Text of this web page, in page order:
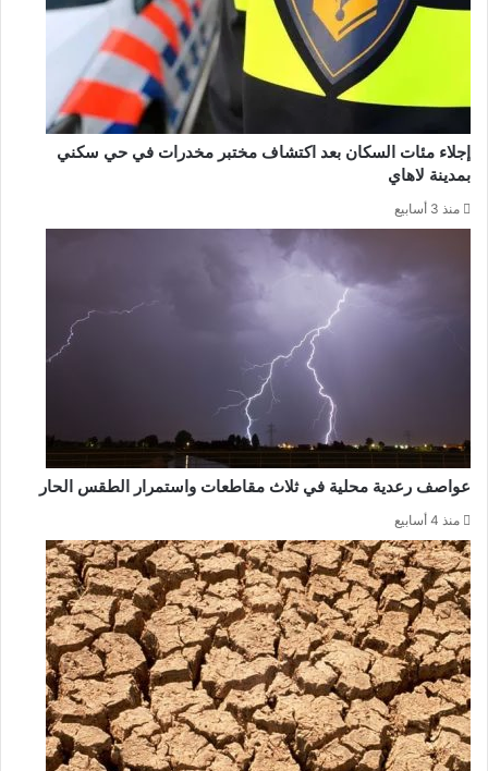
إجلاء مئات السكان بعد اكتشاف مختبر مخدرات في حي سكني
بمدينة لاهاي
منذ 3 أسابيع
عواصف رعدية محلية في ثلاث مقاطعات واستمرار الطقس الحار
منذ 4 أسابيع